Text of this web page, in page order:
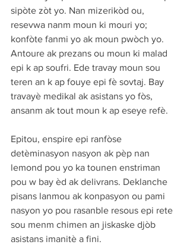
sipòte zòt yo. Nan mizerikòd ou,
resevwa nanm moun ki mouri yo;
konfòte fanmi yo ak moun pwòch yo.
Antoure ak prezans ou moun ki malad
epi k ap soufri. Ede travay moun sou
teren an k ap fouye epi fè sovtaj. Bay
travayè medikal ak asistans yo fòs,
ansanm ak tout moun k ap eseye refè.
Epitou, enspire epi ranfòse
detèminasyon nasyon ak pèp nan
lemond pou yo ka tounen enstriman
pou w bay èd ak delivrans. Deklanche
pisans lanmou ak konpasyon ou pami
nasyon yo pou rasanble resous epi rete
sou menm chimen an jiskaske djòb
asistans imanitè a fini.